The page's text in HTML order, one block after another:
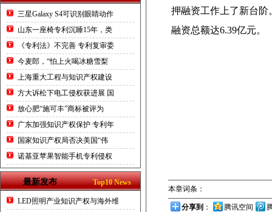
三星Galaxy S4可识别眼睛动作
山东一座椅专利沉睡15年，类
《专利法》不完善 专利复审委
今麦郎，“怕上火喝冰糖雪梨
上海重大工程与知识产权建设
方大诉松下电工侵权获进展 国
放心肥“施可丰”商标被评为
广东加强知识产权保护 专利年
国家知识产权局否决美国“伟
诺基亚苹果智能手机专利侵权
最新发布 Top10 News
LED照明产业知识产权与海外维
押融资工作上了新台阶
融资总额达6.39亿元。
本章词条：
分享到 ： 腾讯空间